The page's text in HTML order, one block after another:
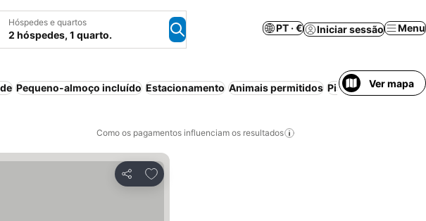
Hóspedes e quartos
2 hóspedes, 1 quarto.
PT · € Iniciar sessão Menu
Pequeno-almoço incluído Estacionamento Animais permitidos Piscina Casa/
Ver mapa
Como os pagamentos influenciam os resultados
Partilhar
Adicionar aos favoritos